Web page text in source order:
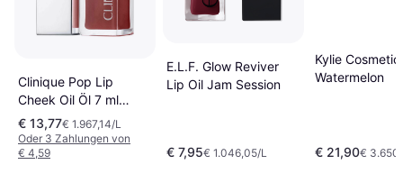
Clinique Pop Lip
Cheek Oil Öl 7 ml
Nude Honey
Dunkelrot
€ 13,77€ 1.967,14/L
Oder 3 Zahlungen von
€ 4,59
E.L.F. Glow Reviver
Lip Oil Jam Session
€ 7,95€ 1.046,05/L
Kylie
Watermelon
€ 21,90€